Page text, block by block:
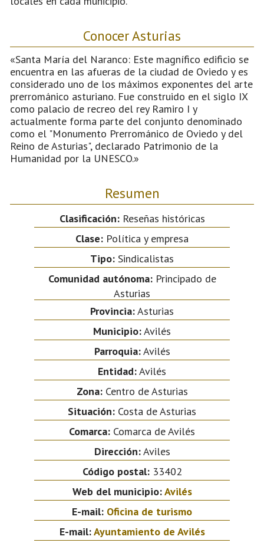
Conocer Asturias
«Santa María del Naranco: Este magnífico edificio se
encuentra en las afueras de la ciudad de Oviedo y es
considerado uno de los máximos exponentes del arte
prerrománico asturiano. Fue construido en el siglo IX
como palacio de recreo del rey Ramiro I y
actualmente forma parte del conjunto denominado
como el "Monumento Prerrománico de Oviedo y del
Reino de Asturias", declarado Patrimonio de la
Humanidad por la UNESCO.»
Resumen
Clasificación:Reseñas históricas
Clase: Política y empresa
Tipo: Sindicalistas
Comunidad autónoma:Principado de
Asturias
Provincia:Asturias
Municipio:Avilés
Parroquia:Avilés
Entidad:Avilés
Zona:Centro de Asturias
Situación: Costa de Asturias
Comarca: Comarca de Avilés
Dirección:Aviles
Código postal:33402
Web del municipio:Avilés
E-mail: Oficina de turismo
E-mail:Ayuntamiento de Avilés